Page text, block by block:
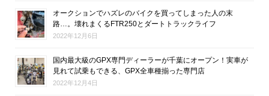
オークションでハズレのバイクを買ってしまった人の末
路…。壊れまくるFTR250とダートトラックライフ
2022年12月6日
国内最大級のGPX専門ディーラーが千葉にオープン！実車が
見れて試乗もできる、GPX全車種揃った専門店
2022年12月4日